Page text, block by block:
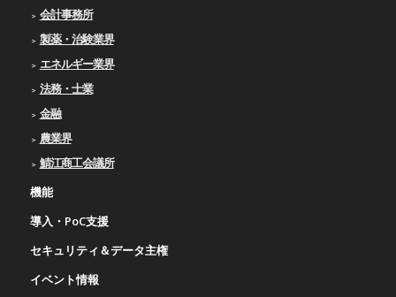
会計事務所
製薬・治験業界
エネルギー業界
法務・士業
金融
農業界
鯖江商工会議所
機能
導入・PoC支援
セキュリティ＆データ主権
イベント情報